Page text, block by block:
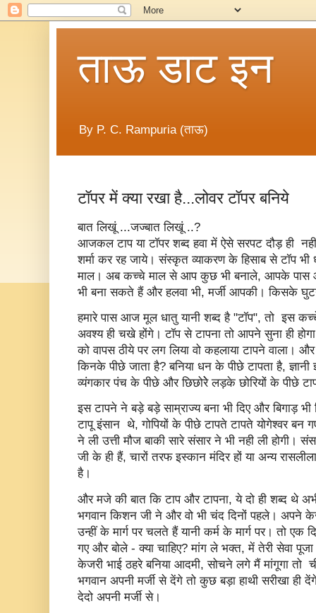
ताऊ डाट इन
By P. C. Rampuria (ताऊ)
टॉपर में क्या रखा है...लोवर टॉपर बनिये
बात लिखूं ...जज्बात लिखूं ..?
आजकल टाप या टॉपर शब्द हवा में ऐसे सरपट दौड़ ही
शर्मा कर रह जाये। संस्कृत व्याकरण के हिसाब से टॉप भी
माल। अब कच्चे माल से आप कुछ भी बनाले, आपके पास
भी बना सकते हैं और हलवा भी, मर्जी आपकी। किसके
हमारे पास आज मूल धातु यानी शब्द है "टॉप", तो इस
अवश्य ही चखे होंगे। टॉप से टापना तो आपने सुना ही
को वापस ठीये पर लग लिया वो कहलाया टापने वाला।
किनके पीछे जाता है? बनिया धन के पीछे टापता है,
व्यंगकार पंच के पीछे और छिछोरेे लड़के छोरियों के पीछे
इस टापने ने बड़े बड़े साम्राज्य बना भी दिए और बिगाड़
टापू इंसान थे, गोपियों के पीछे टापते टापते योगेश्वर बन
ने ली उत्ती मौज बाकी सारे संसार ने भी नही ली होगी।
जी के ही हैं, चारों तरफ इस्कान मंदिर हों या अन्य
है।
और मजे की बात कि टाप और टापना, ये दो ही शब्द थे
भगवान किशन जी ने और वो भी चंद दिनों पहले। अपने
उन्हीं के मार्ग पर चलते हैं यानी कर्म के मार्ग पर। तो
गए और बोले - क्या चाहिए? मांग ले भक्त, में तेरी सेवा
केजरी भाई ठहरे बनिया आदमी, सोचने लगे मैं मांगूगा तो
भगवान अपनी मर्जी से देंगे तो कुछ बड़ा हाथी सरीखा ही
देदो अपनी मर्जी से।